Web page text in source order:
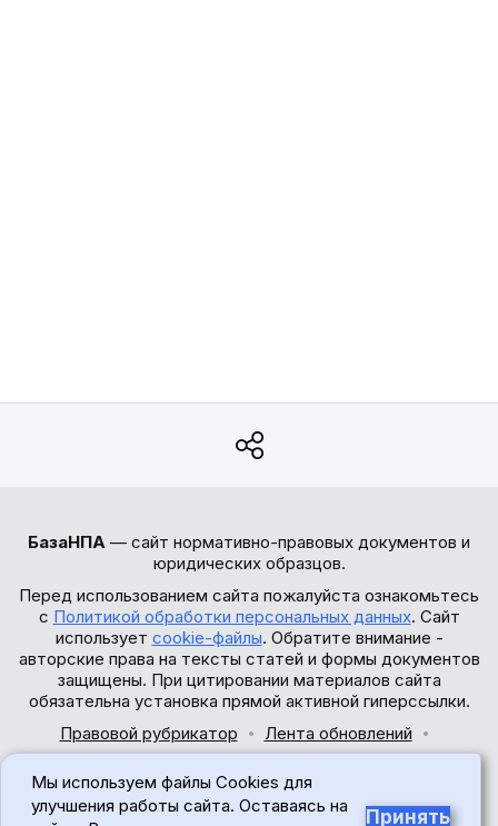
БазаНПА — сайт нормативно-правовых документов и
юридических образцов.
Перед использованием сайта пожалуйста ознакомьтесь
с Политикой обработки персональных данных. Сайт
использует cookie-файлы. Обратите внимание -
авторские права на тексты статей и формы документов
защищены. При цитировании материалов сайта
обязательна установка прямой активной гиперссылки.
Правовой рубрикатор
Лента обновлений
© 2017-2026
Мы используем файлы Cookies для
улучшения работы сайта. Оставаясь на
Принять